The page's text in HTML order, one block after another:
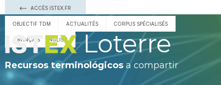
ACCÈS ISTEX.FR
OBJECTIF TDM ACTUALITÉS CORPUS SPÉCIALISÉS
FRANÇAIS ENGLISH Loterre
Recursos terminológicos a compartir